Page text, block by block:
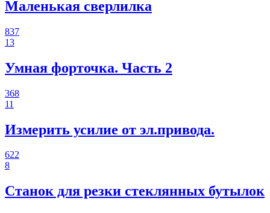
Маленькая сверлилка
837
13
Умная форточка. Часть 2
368
11
Измерить усилие от эл.привода.
622
8
Станок для резки стеклянных бутылок